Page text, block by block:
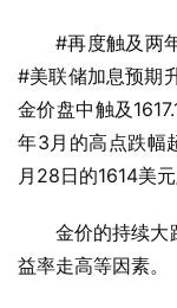
#再度触及两
#美联储加息预期
金价盘中触及
年3月的高点跌幅
月28日的1614美
金价的持续大
益率走高等因素。